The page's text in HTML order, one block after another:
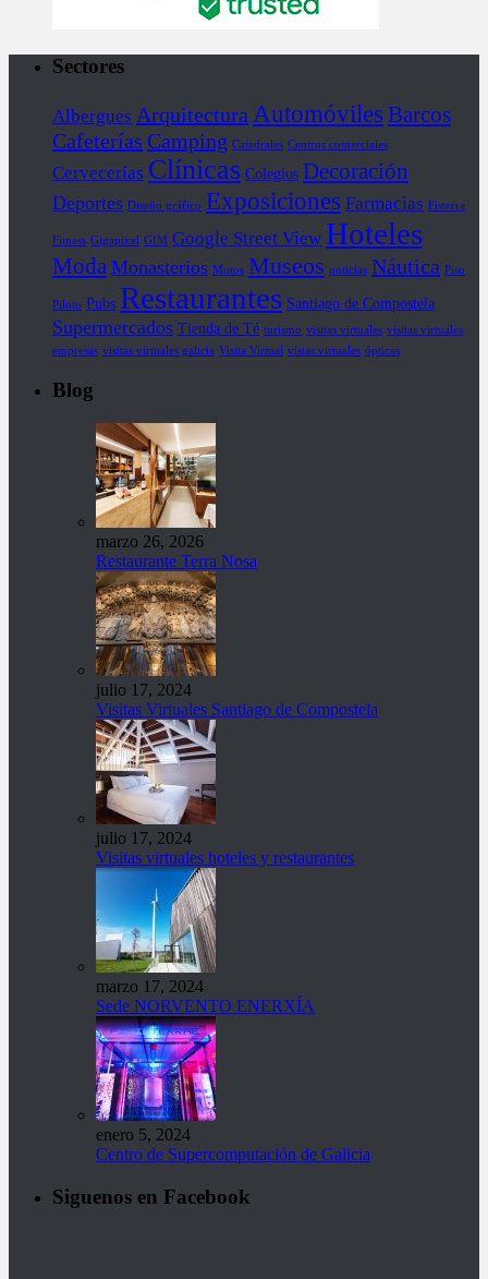
Sectores
Albergues Arquitectura Automóviles Barcos
Cafeterías Camping Catedrales Centros comerciales
Cervecerías Clínicas Colegios Decoración
Deportes Diseño gráfico Exposiciones Farmacias Fisterra
Fitness Gigapixel GIM Google Street View Hoteles
Moda Monasterios Motos Museos noticias Náutica Piso
Piloto Pubs Restaurantes Santiago de Compostela
Supermercados Tienda de Té turismo visitas virtuales visitas virtuales
empresas visitas virtuales galicia Visita Virtual vistas virtuales ópticas
Blog
marzo 26, 2026
Restaurante Terra Nosa
julio 17, 2024
Visitas Virtuales Santiago de Compostela
julio 17, 2024
Visitas virtuales hoteles y restaurantes
marzo 17, 2024
Sede NORVENTO ENERXÍA
enero 5, 2024
Centro de Supercomputación de Galicia
Siguenos en Facebook